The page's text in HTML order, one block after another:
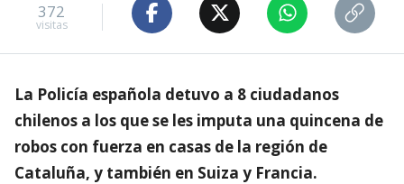
372
visitas
La Policía española detuvo a 8 ciudadanos
chilenos a los que se les imputa una quincena de
robos con fuerza en casas de la región de
Cataluña, y también en Suiza y Francia.